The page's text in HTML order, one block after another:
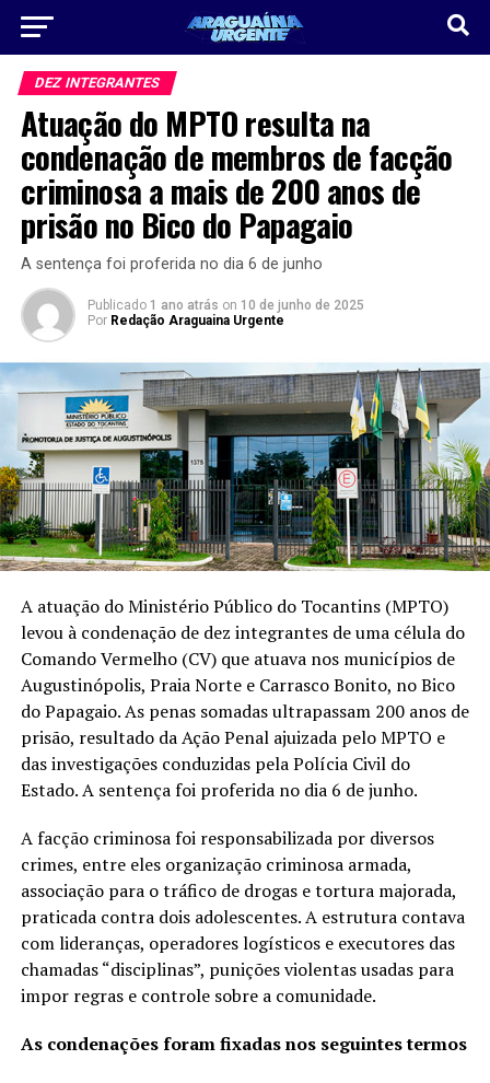
DEZ INTEGRANTES
Atuação do MPTO resulta na
condenação de membros de facção
criminosa a mais de 200 anos de
prisão no Bico do Papagaio
A sentença foi proferida no dia 6 de junho
Publicado 1 ano atrás on 10 de junho de 2025
Por Redação Araguaina Urgente
A atuação do Ministério Público do Tocantins (MPTO)
levou à condenação de dez integrantes de uma célula do
Comando Vermelho (CV) que atuava nos municípios de
Augustinópolis, Praia Norte e Carrasco Bonito, no Bico
do Papagaio. As penas somadas ultrapassam 200 anos de
prisão, resultado da Ação Penal ajuizada pelo MPTO e
das investigações conduzidas pela Polícia Civil do
Estado. A sentença foi proferida no dia 6 de junho.
A facção criminosa foi responsabilizada por diversos
crimes, entre eles organização criminosa armada,
associação para o tráfico de drogas e tortura majorada,
praticada contra dois adolescentes. A estrutura contava
com lideranças, operadores logísticos e executores das
chamadas “disciplinas”, punições violentas usadas para
impor regras e controle sobre a comunidade.
As condenações foram fixadas nos seguintes termos